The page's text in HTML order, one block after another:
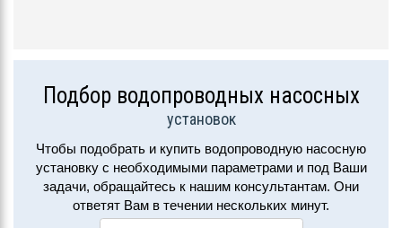
Подбор водопроводных насосных
установок
Чтобы подобрать и купить водопроводную насосную
установку с необходимыми параметрами и под Ваши
задачи, обращайтесь к нашим консультантам. Они
ответят Вам в течении нескольких минут.